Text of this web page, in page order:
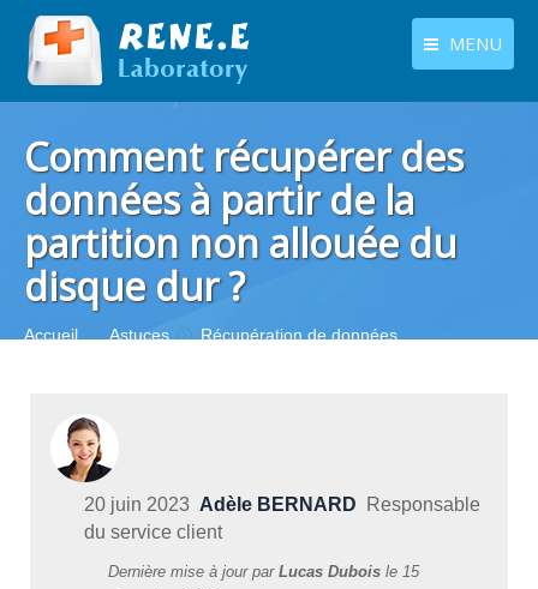
MENU
Centre de téléchargement
Boutique
Contactez-nous
Langues
Comment récupérer des
données à partir de la
partition non allouée du
disque dur ?
Vous êtes ici :
Accueil Astuces
Récupération de données
20 juin 2023 Adèle BERNARD Responsable
du service client
Dernière mise à jour par Lucas Dubois le 15